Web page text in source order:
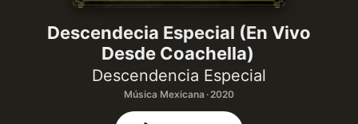
Descendecia Especial (En Vivo
Desde Coachella)
Descendencia Especial
Música Mexicana · 2020